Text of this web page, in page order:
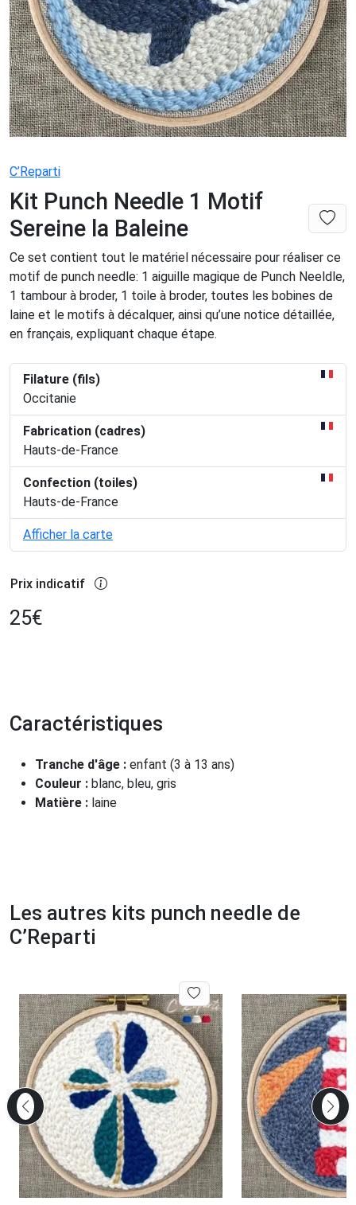
C’Reparti
Kit Punch Needle 1 Motif
Sereine la Baleine
Ce set contient tout le matériel nécessaire pour réaliser ce
motif de punch needle: 1 aiguille magique de Punch Neeldle,
1 tambour à broder, 1 toile à broder, toutes les bobines de
laine et le motifs à décalquer, ainsi qu’une notice détaillée,
en français, expliquant chaque étape.
Filature (fils)
Occitanie
Fabrication (cadres)
Hauts-de-France
Confection (toiles)
Hauts-de-France
Afficher la carte
Prix indicatif
25€
Caractéristiques
Tranche d'âge : enfant (3 à 13 ans)
Couleur : blanc, bleu, gris
Matière : laine
Les autres kits punch needle de
C’Reparti